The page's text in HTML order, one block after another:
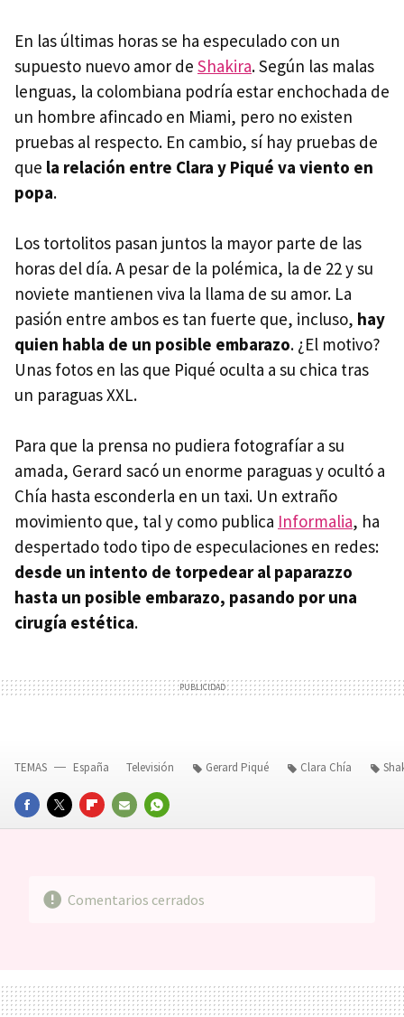
En las últimas horas se ha especulado con un
supuesto nuevo amor de Shakira. Según las malas
lenguas, la colombiana podría estar enchochada de
un hombre afincado en Miami, pero no existen
pruebas al respecto. En cambio, sí hay pruebas de
que la relación entre Clara y Piqué va viento en
popa.
Los tortolitos pasan juntos la mayor parte de las
horas del día. A pesar de la polémica, la de 22 y su
noviete mantienen viva la llama de su amor. La
pasión entre ambos es tan fuerte que, incluso, hay
quien habla de un posible embarazo. ¿El motivo?
Unas fotos en las que Piqué oculta a su chica tras
un paraguas XXL.
Para que la prensa no pudiera fotografíar a su
amada, Gerard sacó un enorme paraguas y ocultó a
Chía hasta esconderla en un taxi. Un extraño
movimiento que, tal y como publica Informalia, ha
despertado todo tipo de especulaciones en redes:
desde un intento de torpedear al paparazzo
hasta un posible embarazo, pasando por una
cirugía estética.
FACEBOOKTWITTERFLIPBOARD
E-
WHATSAPP
TEMAS España Televisión Gerard Piqué Clara Chía
Comentarios cerrados